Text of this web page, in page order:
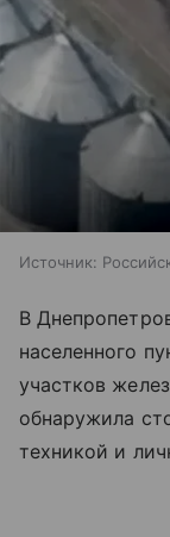
Источник:
В
населенного
участков
обнаружила
техникой и